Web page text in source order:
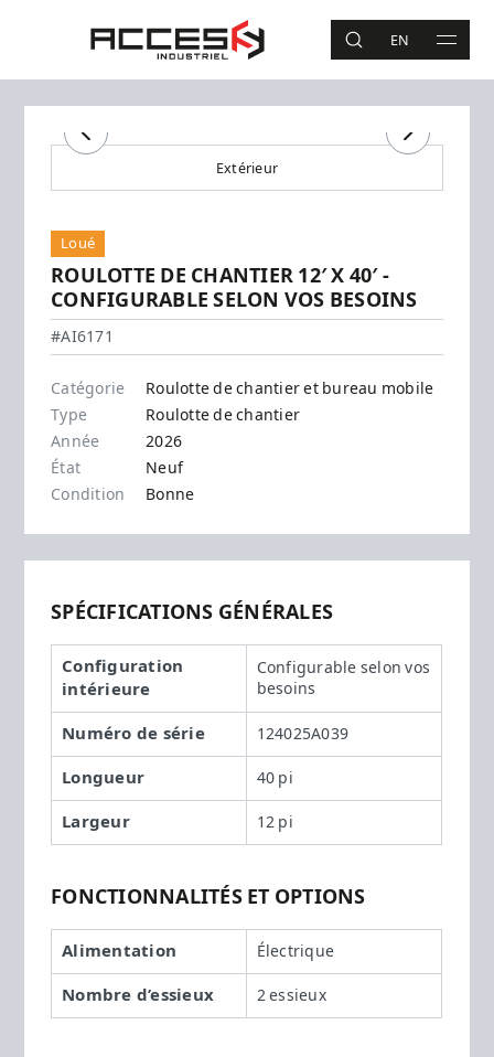
Accès Industriel
RECHERCHE
EN MAIN
Recherche
Précédent Suivant
Extérieur
Loué
ROULOTTE DE CHANTIER 12′ X 40′ -
CONFIGURABLE SELON VOS BESOINS
#AI6171
Catégorie
Roulotte de chantier et bureau mobile
Type
Roulotte de chantier
Année
2026
État
Neuf
Condition
Bonne
SPÉCIFICATIONS GÉNÉRALES
Configuration
intérieure
Configurable selon vos
besoins
Numéro de série 124025A039
Longueur 40 pi
Largeur 12 pi
FONCTIONNALITÉS ET OPTIONS
Alimentation Électrique
Nombre d’essieux 2 essieux